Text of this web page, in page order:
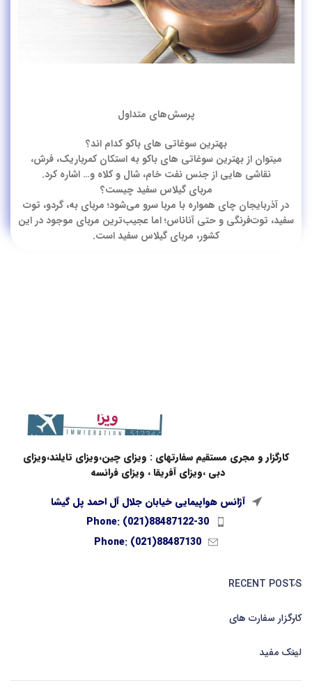
پرسش‌های متداول
بهترین سوغاتی‌ های باکو کدام اند؟
میتوان از بهترین سوغاتی‌ های باکو به استکان کمرباریک، فرش،
نقاشی هایی از جنس نفت خام، شال و کلاه و… اشاره کرد.
مربای گیلاس سفید چیست؟
در آذربایجان چای همواره با مربا سرو می‌شود؛ مربای به، گردو، توت
سفید، توت‌فرنگی و حتی آناناس؛ اما عجیب‌ترین مربای موجود در این
کشور، مربای گیلاس سفید است.
کارگزار و مجری مستقیم سفارتهای : ویزای چین،ویزای تایلند،ویزای
دبی ،ویزای آفریقا ، ویزای فرانسه
آژانس هواپیمایی خیابان جلال آل احمد پل گیشا
Phone: (021)88487122-30
Phone: (021)88487130
RECENT POSTS
کارگزار سفارت های
لینک مفید